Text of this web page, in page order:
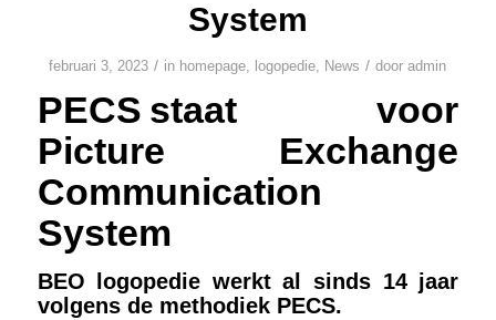
System
februari 3, 2023 / in homepage, logopedie, News / dooradmin
PECS staat voor
Picture Exchange
Communication
System
BEO logopedie werkt al sinds 14 jaar
volgens de methodiek PECS.